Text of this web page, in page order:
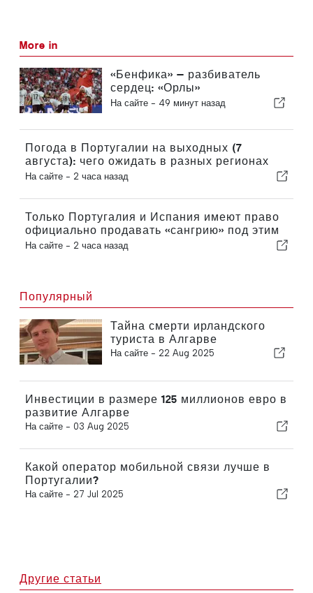
More in
«Бенфика» — разбиватель
сердец: «Орлы»
отправляются в Эдинбург,
себе выход в следующий
На сайте - 49 минут назад
Погода в Португалии на выходных (7
августа): чего ожидать в разных регионах
страны в эти выходные
На сайте - 2 часа назад
Только Португалия и Испания имеют право
официально продавать «сангрию» под этим
названием
На сайте - 2 часа назад
Популярный
Тайна смерти ирландского
туриста в Алгарве
На сайте - 22 Aug 2025
Инвестиции в размере 125 миллионов евро в
развитие Алгарве
На сайте - 03 Aug 2025
Какой оператор мобильной связи лучше в
Португалии?
На сайте - 27 Jul 2025
Другие статьи